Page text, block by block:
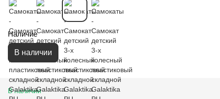
Наличие
В наличии
В наличии